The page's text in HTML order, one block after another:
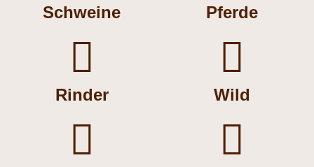
Schweine Pferde

Rinder

Wild
 